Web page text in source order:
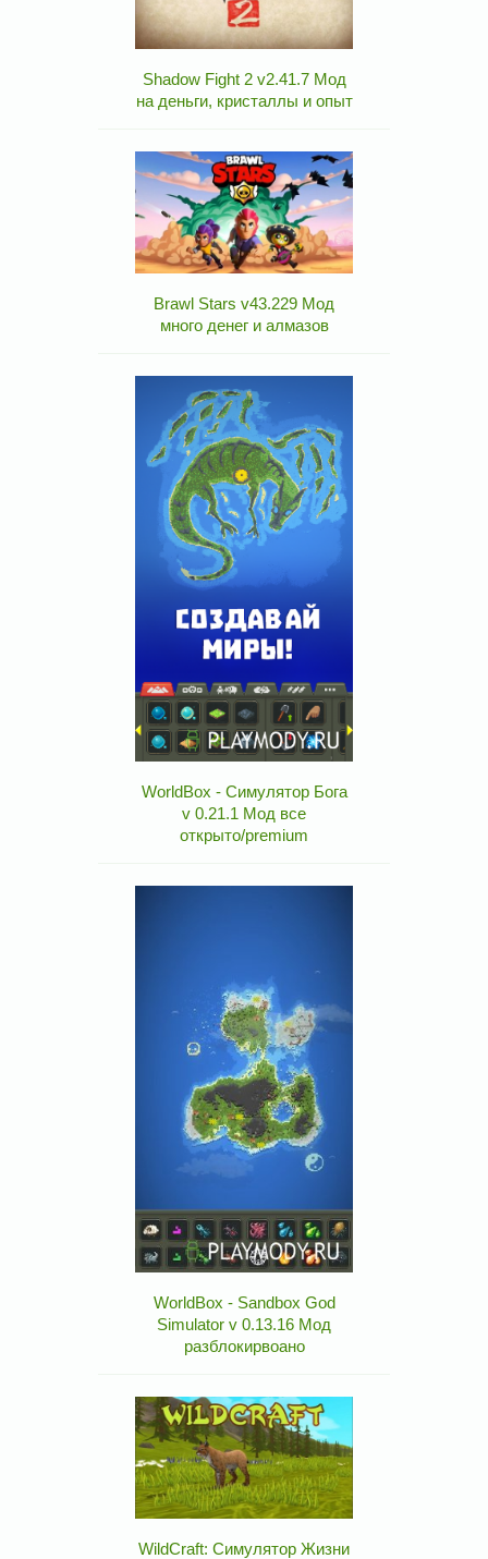
Shadow Fight 2 v2.41.7 Мод
на деньги, кристаллы и опыт
Brawl Stars v43.229 Мод
много денег и алмазов
WorldBox - Симулятор Бога
v 0.21.1 Мод все
открыто/premium
WorldBox - Sandbox God
Simulator v 0.13.16 Мод
разблокирвоано
WildCraft: Симулятор Жизни